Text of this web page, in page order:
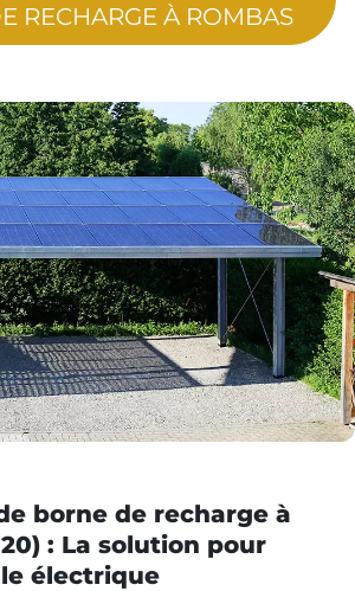
RECHARGE À ROMBAS
borne de recharge à
: La solution pour
électrique